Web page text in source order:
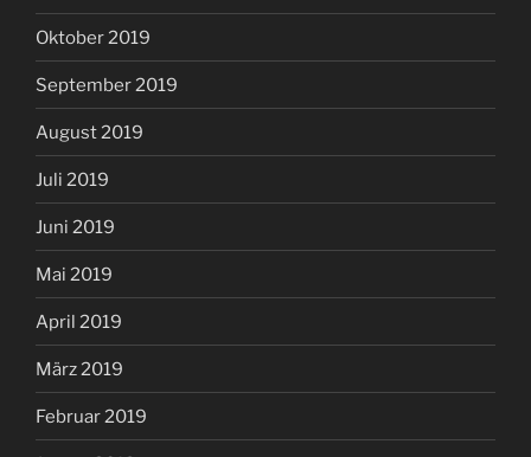
Oktober 2019
September 2019
August 2019
Juli 2019
Juni 2019
Mai 2019
April 2019
März 2019
Februar 2019